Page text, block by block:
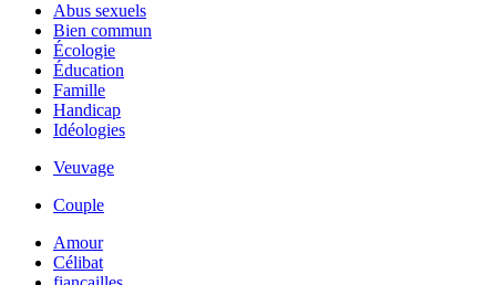
Abus sexuels
Bien commun
Écologie
Éducation
Famille
Handicap
Idéologies
Veuvage
Couple
Amour
Célibat